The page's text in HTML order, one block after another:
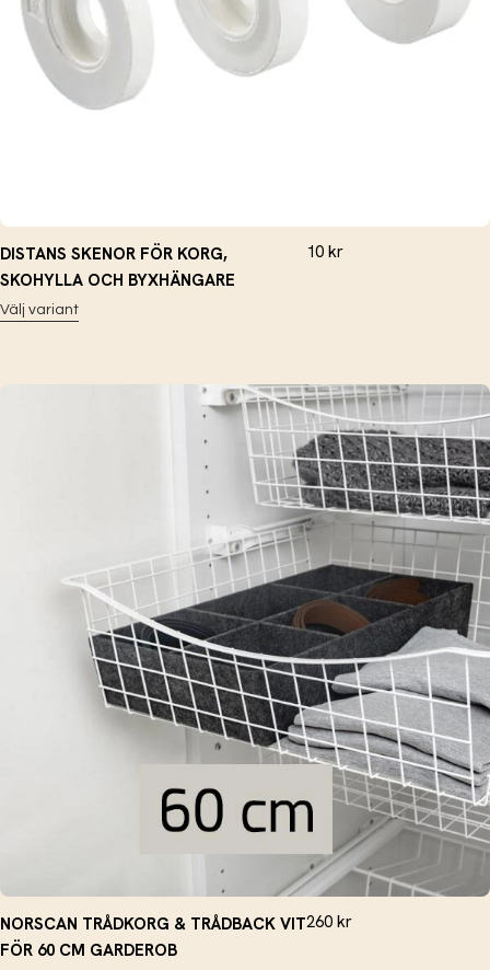
DISTANS SKENOR FÖR KORG,
SKOHYLLA OCH BYXHÄNGARE
Välj variant
10 kr
NORSCAN TRÅDKORG & TRÅDBACK VIT
FÖR 60 CM GARDEROB
260 kr